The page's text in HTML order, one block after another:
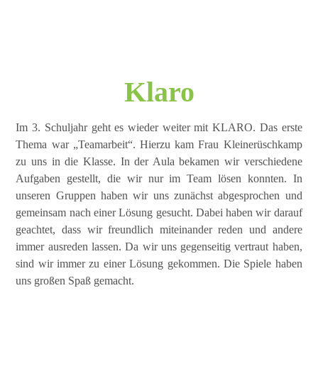
Klaro
Im 3. Schuljahr geht es wieder weiter mit KLARO. Das erste
Thema war „Teamarbeit“. Hierzu kam Frau Kleinerüschkamp
zu uns in die Klasse. In der Aula bekamen wir verschiedene
Aufgaben gestellt, die wir nur im Team lösen konnten. In
unseren Gruppen haben wir uns zunächst abgesprochen und
gemeinsam nach einer Lösung gesucht. Dabei haben wir darauf
geachtet, dass wir freundlich miteinander reden und andere
immer ausreden lassen. Da wir uns gegenseitig vertraut haben,
sind wir immer zu einer Lösung gekommen. Die Spiele haben
uns großen Spaß gemacht.